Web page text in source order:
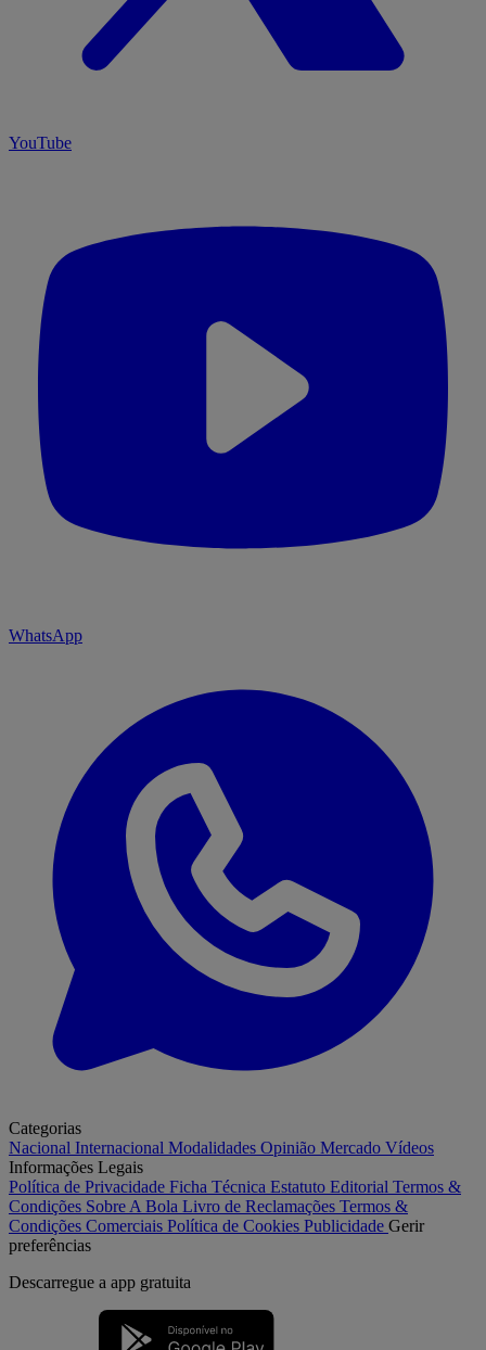
YouTube
WhatsApp
Categorias
Nacional Internacional Modalidades Opinião Mercado Vídeos
Informações Legais
Política de Privacidade Ficha Técnica Estatuto Editorial Termos &
Condições Sobre A Bola Livro de Reclamações Termos &
Condições Comerciais Política de Cookies Publicidade Gerir
preferências
Descarregue a app gratuita